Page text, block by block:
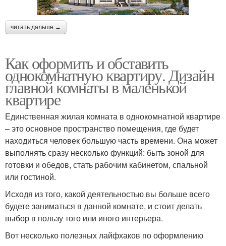
читать дальше →
Как оформить и обставить
однокомнатную квартиру. Дизайн
главной комнаты в маленькой
квартире
Единственная жилая комната в однокомнатной квартире
– это основное пространство помещения, где будет
находиться человек большую часть времени. Она может
выполнять сразу несколько функций: быть зоной для
готовки и обедов, стать рабочим кабинетом, спальной
или гостиной.
Исходя из того, какой деятельностью вы больше всего
будете заниматься в данной комнате, и стоит делать
выбор в пользу того или иного интерьера.
Вот несколько полезных лайфхаков по оформлению